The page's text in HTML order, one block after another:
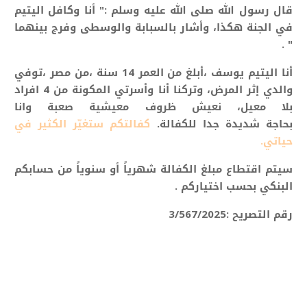
قال رسول الله صلى الله عليه وسلم :" أنا وكافل اليتيم
في الجنة هكذا، وأشار بالسبابة والوسطى وفرج بينهما
" .
أنا اليتيم يوسف ،أبلغ من العمر 14
سنة ،من مصر ،توفي
والدي إثر المرض، وتركنا أنا وأسرتي المكونة من 4 افراد
بلا معيل، نعيش ظروف معيشية صعبة وانا
بحاجة شديدة جدا للكفالة. كفالتكم ستغيّر الكثير في
حياتي.
سيتم اقتطاع مبلغ الكفالة شهرياً أو سنوياً من حسابكم
البنكي بحسب اختياركم .
رقم التصريح :3/567/2025